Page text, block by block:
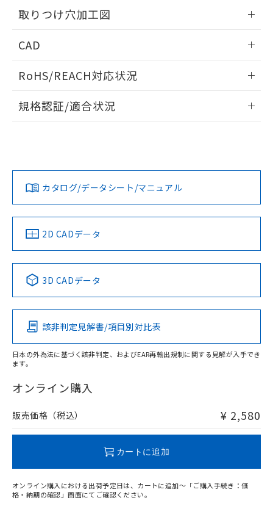
取りつけ穴加工図
CAD
ドすることができます。
ログイン/会員登録
ダウンロードデータをご利用いただく前に、以下を必ずお読
みください。
ソフトウェアの使用条件
RoHS/REACH対応状況
EU RoHS 注意事項・凡例
対応済み
中国 RoHS 注意事項・凡例
Pb Hg Cd Cr(VI)
O
在庫等で未対応品が混在する可能性があります。
問い合わせください。
規格認証/適合状況
LR型式承認
（イギリス
船舶規格）
DNV型式承認
（ノルウェー
BV型式承認
（フランス
KR型式
（韓国
No No No No
この製品の規格認証/適合状況ページへ
その他の認証はこちらのページからご検索ください
カタログ/データシート/マニュアル
2D CADデータ
3D CADデータ
該非判定見解書/項目別対比表
日本の外為法に基づく該非判定、およびEAR再輸出規制に関する見解が入手でき
ます。
オンライン購入
販売価格（税込） ¥ 2,580
カートに追加
オンライン購入における出荷予定日は、カートに追加～「ご購入手続き：価
格・納期の確認」画面にてご確認ください。
また、RoHS指令のフタル酸エステル類４
物質の対応では、対応完了までの期間は出
荷製品に未対応品が混在することから備考
既に当社にて対応品への在庫切替を完了
していることから、特段のことがない限
り、2022年1月12日より割愛しておりま